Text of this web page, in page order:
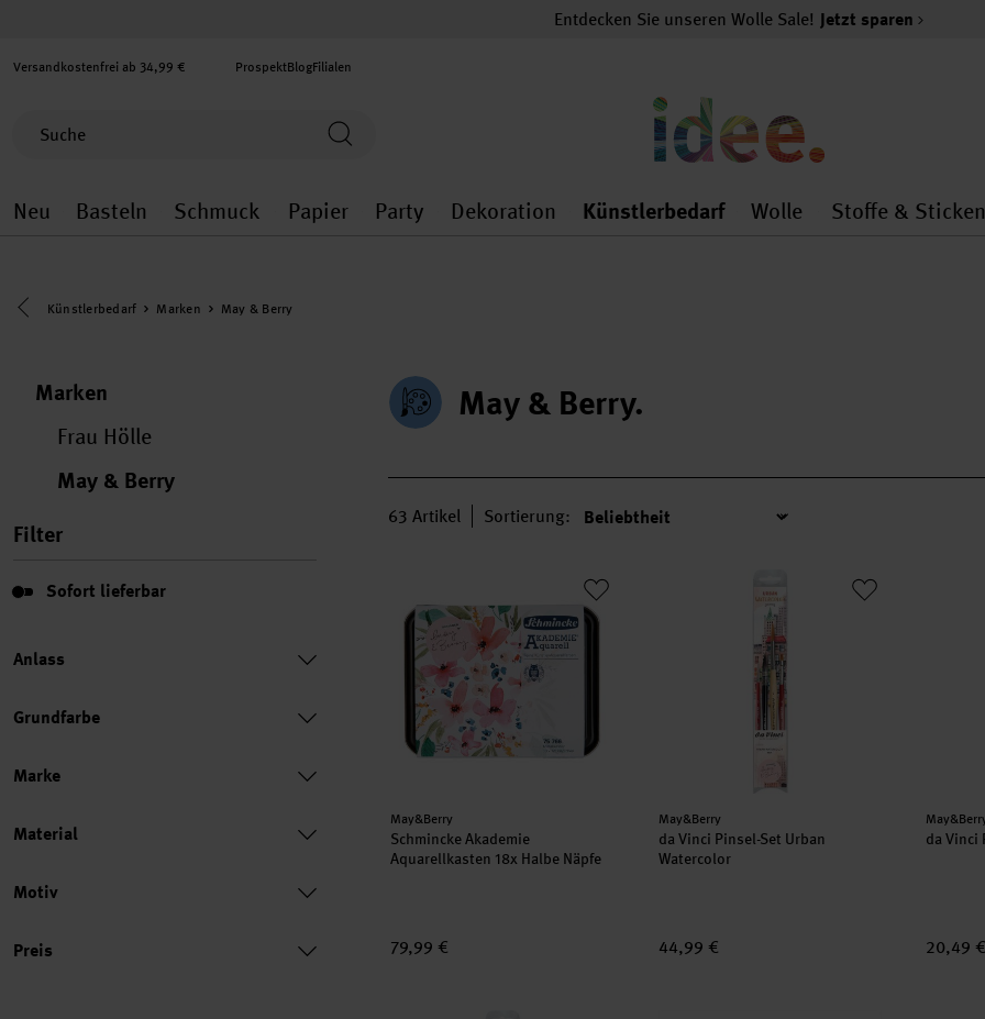
Entdecken Sie unseren Wolle Sale! Jetzt sparen
Versandkostenfrei ab 34,99 € ProspektBlogFilialen
Neu
Neu general.openMenu
Basteln
Basteln general.openMenu
Schmuck
Schmuck general.openMenu
Papier
Papier general.openMenu
Party
Party general.openMenu
Dekoration
Dekoration general.openMenu
Künstlerbedarf
Künstlerbedarf
Wolle
Wolle
Stoffe & Sticken
Eine Kategorie zurück navigieren
Künstlerbedarf Marken May & Berry
Marken
Frau Hölle
May & Berry
Filter
Sofort lieferbar
Sofort lieferbar
Anlass
Grundfarbe
Marke
Material
Motiv
Preis
Preis
May & Berry
63 Artikel Sortierung:
Hersteller:
May&Berry
Schmincke Akademie
Aquarellkasten 18x Halbe Näpfe
79,99 €
Hersteller:
May&Berry
da Vinci Pinsel-Set Urban
Watercolor
44,99 €
da Vinci
20,49 €